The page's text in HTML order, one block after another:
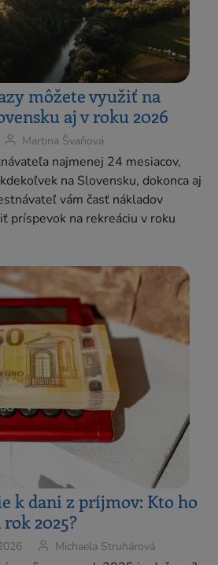
môžete využiť na
aj v roku 2026
Martina Švaňová
najmenej 24 mesiacov,
na Slovensku, dokonca aj
vám časť nákladov
príspevok na rekreáciu v roku
k dani z príjmov: Kto ho
2025?
Michaela Struhárová